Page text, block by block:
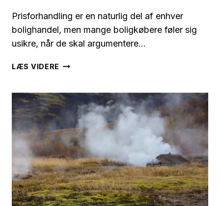
Prisforhandling er en naturlig del af enhver
bolighandel, men mange boligkøbere føler sig
usikre, når de skal argumentere…
LÆS VIDERE SÅDAN
PRISEN
NED
ET
HUS
MED
FEJL
OG
MANGLER